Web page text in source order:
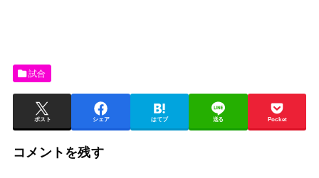
試合
ポスト シェア はてブ 送る Pocket
コメントを残す